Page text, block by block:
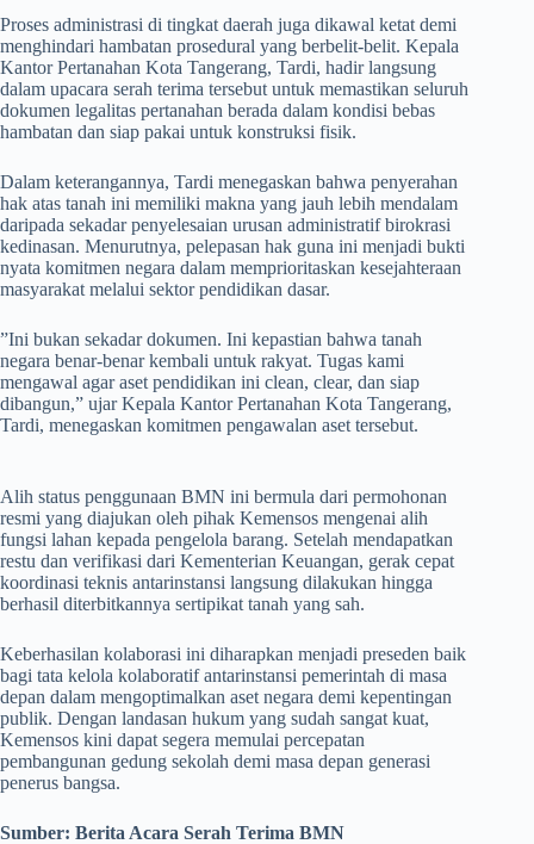
​Proses administrasi di tingkat daerah juga dikawal ketat demi
menghindari hambatan prosedural yang berbelit-belit. Kepala
Kantor Pertanahan Kota Tangerang, Tardi, hadir langsung
dalam upacara serah terima tersebut untuk memastikan seluruh
dokumen legalitas pertanahan berada dalam kondisi bebas
hambatan dan siap pakai untuk konstruksi fisik.
​Dalam keterangannya, Tardi menegaskan bahwa penyerahan
hak atas tanah ini memiliki makna yang jauh lebih mendalam
daripada sekadar penyelesaian urusan administratif birokrasi
kedinasan. Menurutnya, pelepasan hak guna ini menjadi bukti
nyata komitmen negara dalam memprioritaskan kesejahteraan
masyarakat melalui sektor pendidikan dasar.
​”Ini bukan sekadar dokumen. Ini kepastian bahwa tanah
negara benar-benar kembali untuk rakyat. Tugas kami
mengawal agar aset pendidikan ini clean, clear, dan siap
dibangun,” ujar Kepala Kantor Pertanahan Kota Tangerang,
Tardi, menegaskan komitmen pengawalan aset tersebut.
​Alih status penggunaan BMN ini bermula dari permohonan
resmi yang diajukan oleh pihak Kemensos mengenai alih
fungsi lahan kepada pengelola barang. Setelah mendapatkan
restu dan verifikasi dari Kementerian Keuangan, gerak cepat
koordinasi teknis antarinstansi langsung dilakukan hingga
berhasil diterbitkannya sertipikat tanah yang sah.
​Keberhasilan kolaborasi ini diharapkan menjadi preseden baik
bagi tata kelola kolaboratif antarinstansi pemerintah di masa
depan dalam mengoptimalkan aset negara demi kepentingan
publik. Dengan landasan hukum yang sudah sangat kuat,
Kemensos kini dapat segera memulai percepatan
pembangunan gedung sekolah demi masa depan generasi
penerus bangsa.
Sumber: Berita Acara Serah Terima BMN